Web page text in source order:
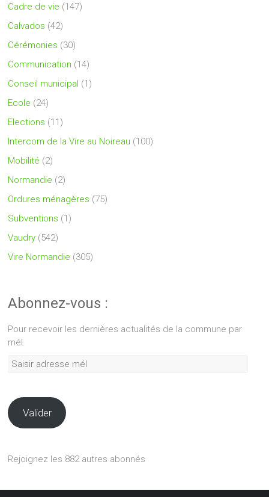
Cadre de vie (147)
Calvados (42)
Cérémonies (30)
Communication (14)
Conseil municipal (1)
Ecole (24)
Elections (11)
Intercom de la Vire au Noireau (100)
Mobilité (2)
Normandie (2)
Ordures ménagères (75)
Subventions (1)
Vaudry (542)
Vire Normandie (305)
Abonnez-vous :
Pour recevoir les dernières actualités de la commune par
mél.
Saisir
Valider
Rejoignez les 882 autres abonnés